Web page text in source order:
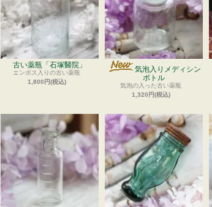
古い薬瓶「石塚醫院」
エンボス入りの古い薬瓶
1,800円(税込)
気泡入りメディシン
ボトル
気泡の入った古い薬瓶
1,320円(税込)